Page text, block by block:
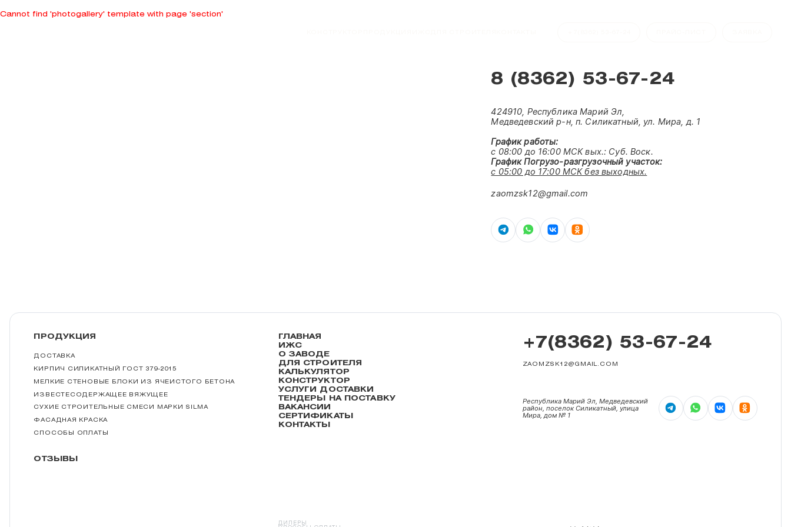
Cannot find 'photogallery' template with page 'section'
8 (8362) 53-67-24
424910, Республика Марий Эл,
Медведевский р-н, п. Силикатный, ул. Мира, д. 1
График работы:
с 08:00 до 16:00 МСК вых.: Суб. Воск.
График Погрузо-разгрузочный участок:
с 05:00 до 17:00 МСК без выходных.
zaomzsk12@gmail.com
ПРОДУКЦИЯ
ДОСТАВКА
КИРПИЧ СИЛИКАТНЫЙ ГОСТ 379-2015
МЕЛКИЕ СТЕНОВЫЕ БЛОКИ ИЗ ЯЧЕИСТОГО БЕТОНА
ИЗВЕСТЕСОДЕРЖАЩЕЕ ВЯЖУЩЕЕ
СУХИЕ СТРОИТЕЛЬНЫЕ СМЕСИ МАРКИ SILMA
ФАСАДНАЯ КРАСКА
СПОСОБЫ ОПЛАТЫ
ОТЗЫВЫ
ГЛАВНАЯ
ИЖС
О ЗАВОДЕ
ДЛЯ СТРОИТЕЛЯ
КАЛЬКУЛЯТОР
КОНСТРУКТОР
УСЛУГИ ДОСТАВКИ
ТЕНДЕРЫ НА ПОСТАВКУ
ВАКАНСИИ
СЕРТИФИКАТЫ
КОНТАКТЫ
ДИЛЕРЫ
+7(8362) 53-67-24
ZAOMZSK12@GMAIL.COM
Республика Марий Эл, Медведевский
район, поселок Силикатный, улица
Мира, дом № 1